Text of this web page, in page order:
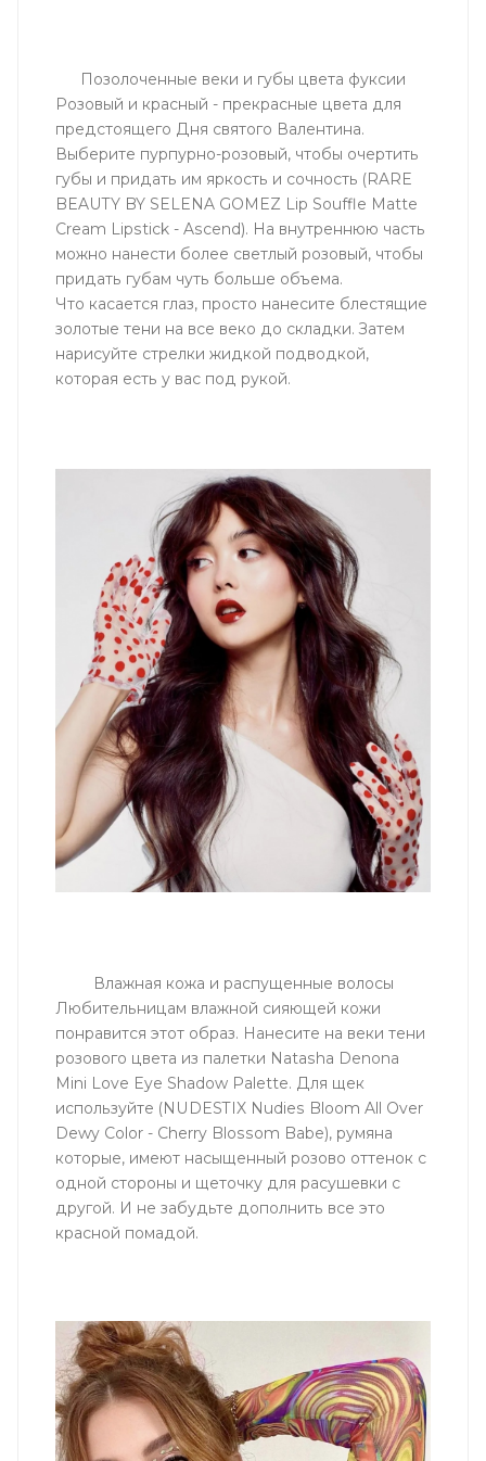
Позолоченные веки и губы цвета фуксии
Розовый и красный - прекрасные цвета для
предстоящего Дня святого Валентина.
Выберите пурпурно-розовый, чтобы очертить
губы и придать им яркость и сочность (RARE
BEAUTY BY SELENA GOMEZ Lip Souffle Matte
Cream Lipstick - Ascend). На внутреннюю часть
можно нанести более светлый розовый, чтобы
придать губам чуть больше объема.
Что касается глаз, просто нанесите блестящие
золотые тени на все веко до складки. Затем
нарисуйте стрелки жидкой подводкой,
которая есть у вас под рукой.
Влажная кожа и распущенные волосы
Любительницам влажной сияющей кожи
понравится этот образ. Нанесите на веки тени
розового цвета из палетки Natasha Denona
Mini Love Eye Shadow Palette. Для щек
используйте (NUDESTIX Nudies Bloom All Over
Dewy Color - Cherry Blossom Babe), румяна
которые, имеют насыщенный розово оттенок с
одной стороны и щеточку для расушевки с
другой. И не забудьте дополнить все это
красной помадой.